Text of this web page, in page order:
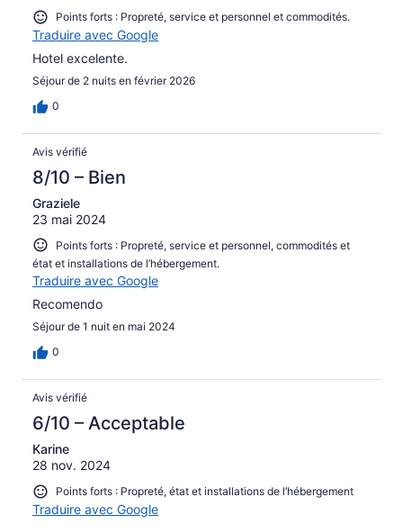
Points forts : Propreté, service et personnel et commodités.
Traduire avec Google
Hotel excelente.
Séjour de 2 nuits en février 2026
0
Avis vérifié
8/10 – Bien
Graziele
23 mai 2024
Points forts : Propreté, service et personnel, commodités et
état et installations de l’hébergement.
Traduire avec Google
Recomendo
Séjour de 1 nuit en mai 2024
0
Avis vérifié
6/10 – Acceptable
Karine
28 nov. 2024
Points forts : Propreté, état et installations de l’hébergement
Traduire avec Google